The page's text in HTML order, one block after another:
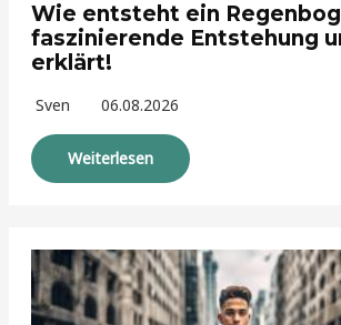
Wie entsteht ein
faszinierende Entstehung
erklärt!
Sven 06.08.2026
Weiterlesen